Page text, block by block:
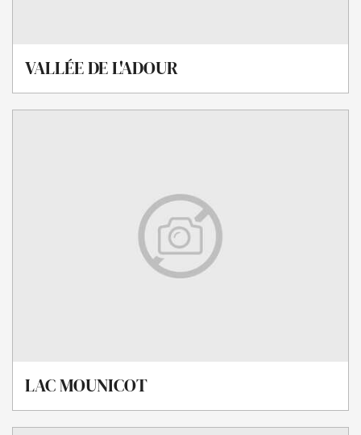
VALLÉE DE L'ADOUR
LAC MOUNICOT